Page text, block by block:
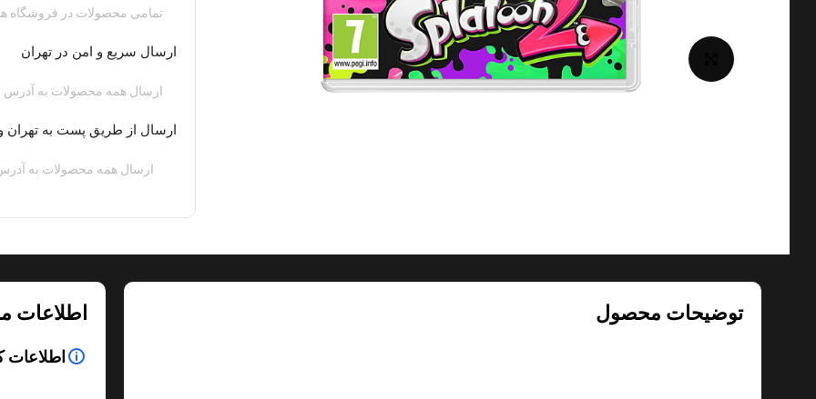
برای بزرگنمایی کلیک کنید
تمامی محصولات در فروشگاه
ارسال سریع و امن در تهران
ارسال همه محصولات به آدرس
ارسال از طریق پست به تهران
ارسال همه محصولات به
توضیحات محصول اطلاعات
اطلاعات